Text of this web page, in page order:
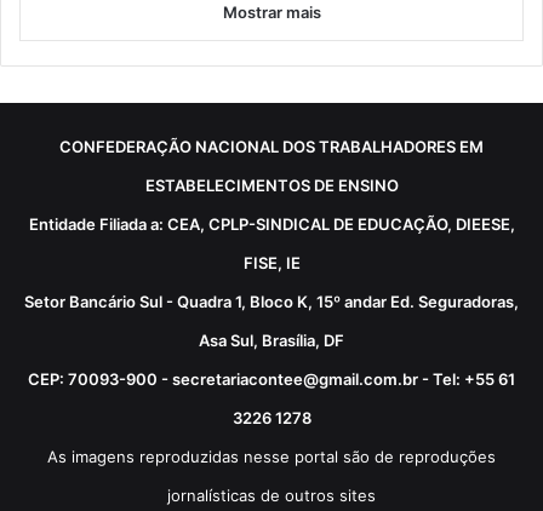
Mostrar mais
CONFEDERAÇÃO NACIONAL DOS TRABALHADORES EM
ESTABELECIMENTOS DE ENSINO
Entidade Filiada a: CEA, CPLP-SINDICAL DE EDUCAÇÃO, DIEESE,
FISE, IE
Setor Bancário Sul - Quadra 1, Bloco K, 15º andar Ed. Seguradoras,
Asa Sul, Brasília, DF
CEP: 70093-900 - secretariacontee@gmail.com.br - Tel: +55 61
3226 1278
As imagens reproduzidas nesse portal são de reproduções
jornalísticas de outros sites